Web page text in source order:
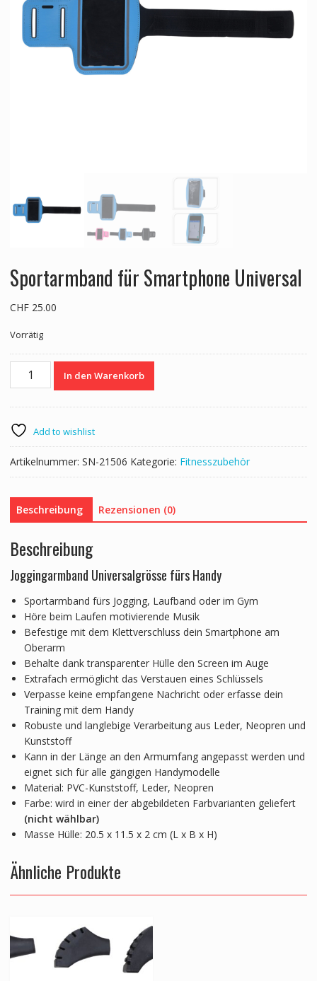
Sportarmband für Smartphone Universal
CHF25.00
Vorrätig
Sportarmband
Menge
In den Warenkorb
Add to wishlist
Artikelnummer: SN-21506 Kategorie: Fitnesszubehör
Beschreibung Rezensionen (0)
Beschreibung
Joggingarmband Universalgrösse fürs Handy
Sportarmband fürs Jogging, Laufband oder im Gym
Höre beim Laufen motivierende Musik
Befestige mit dem Klettverschluss dein Smartphone am
Oberarm
Behalte dank transparenter Hülle den Screen im Auge
Extrafach ermöglicht das Verstauen eines Schlüssels
Verpasse keine empfangene Nachricht oder erfasse dein
Training mit dem Handy
Robuste und langlebige Verarbeitung aus Leder, Neopren und
Kunststoff
Kann in der Länge an den Armumfang angepasst werden und
eignet sich für alle gängigen Handymodelle
Material: PVC-Kunststoff, Leder, Neopren
Farbe: wird in einer der abgebildeten Farbvarianten geliefert
(nicht wählbar)
Masse Hülle: 20.5 x 11.5 x 2 cm (L x B x H)
Ähnliche Produkte